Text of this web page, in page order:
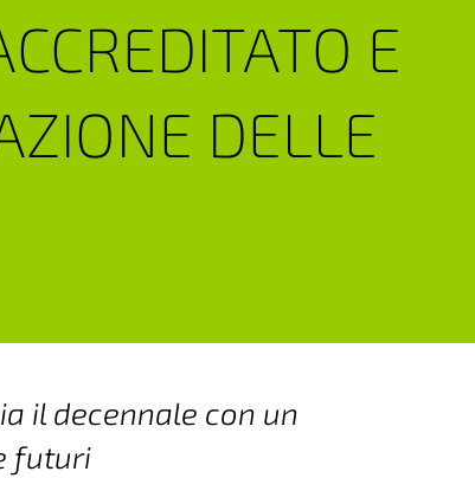
E
DELLE
il decennale con un
futuri